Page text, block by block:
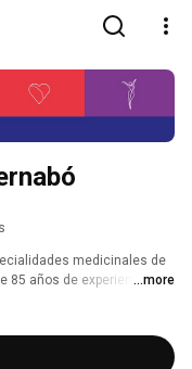
medicinales de
85 años de experiencia en
...more